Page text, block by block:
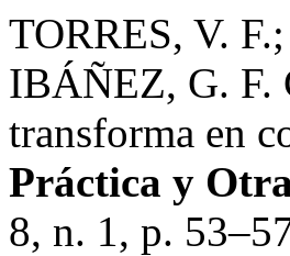
TORRES, V.
IBÁÑEZ, G. F.
transforma en
Práctica y
8, n. 1, p.